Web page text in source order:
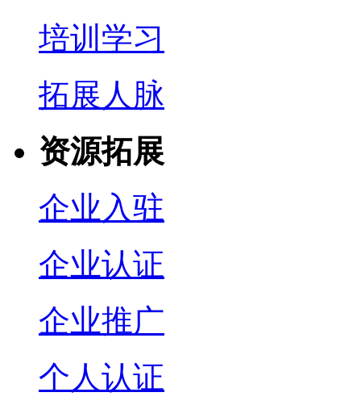
培训学习
拓展人脉
资源拓展
企业入驻
企业认证
企业推广
个人认证